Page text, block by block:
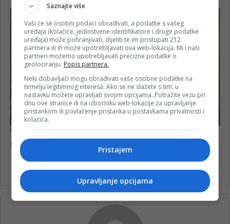
Saznajte više
Vaši će se osobni podaci obrađivati, a podatke s vašeg
uređaja (kolačiće, jedinstvene identifikatore i druge podatke
uređaja) može pohranjivati, dijeliti te im pristupati 212
partnera ili ih može upotrebljavati ova web-lokacija. Mi i naši
partneri možemo upotrebljavati precizne podatke o
geolociranju. Popis partnera.
Neki dobavljači mogu obrađivati vaše osobne podatke na
temelju legitimnog interesa. Ako se ne slažete s tim, u
nastavku možete upravljati svojim opcijama. Potražite vezu pri
dnu ove stranice ili na izborniku web-lokacije za upravljanje
pristankom ili povlačenje pristanka u postavkama privatnosti i
kolačića.
Pristajem
Upravljanje opcijama